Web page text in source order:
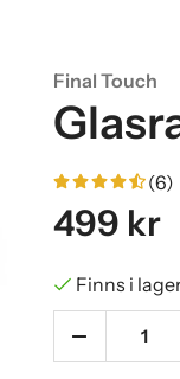
Final Touch
(6)
499 kr
Finns i